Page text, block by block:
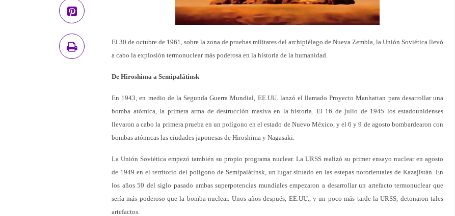
El 30 de octubre de 1961, sobre la zona de pruebas militares del archipiélago de Nueva Zembla, la Unión Soviética llevó
a cabo la explosión termonuclear más poderosa en la historia de la humanidad.
De Hiroshima a Semipalátinsk
En 1943, en medio de la Segunda Guerra Mundial, EE.UU. lanzó el llamado Proyecto Manhattan para desarrollar una
bomba atómica, la primera arma de destrucción masiva en la historia. El 16 de julio de 1945 los estadounidenses
llevaron a cabo la primera prueba en un polígono en el estado de Nuevo México, y el 6 y 9 de agosto bombardearon con
bombas atómicas las ciudades japonesas de Hiroshima y Nagasaki.
La Unión Soviética empezó también su propio programa nuclear. La URSS realizó su primer ensayo nuclear en agosto
de 1949 en el territorio del polígono de Semipalátinsk, un lugar situado en las estepas nororientales de Kazajistán. En
los años 50 del siglo pasado ambas superpotencias mundiales empezaron a desarrollar un artefacto termonuclear que
sería más poderoso que la bomba nuclear. Unos años después, EE.UU., y un poco más tarde la URSS, detonaron tales
artefactos.